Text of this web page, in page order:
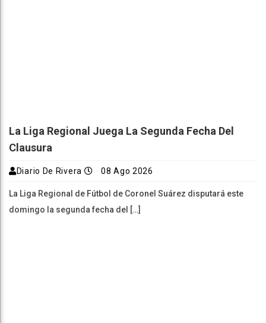
La Liga Regional Juega La Segunda Fecha Del
Clausura
Diario De Rivera 08 Ago 2026
La Liga Regional de Fútbol de Coronel Suárez disputará este
domingo la segunda fecha del […]